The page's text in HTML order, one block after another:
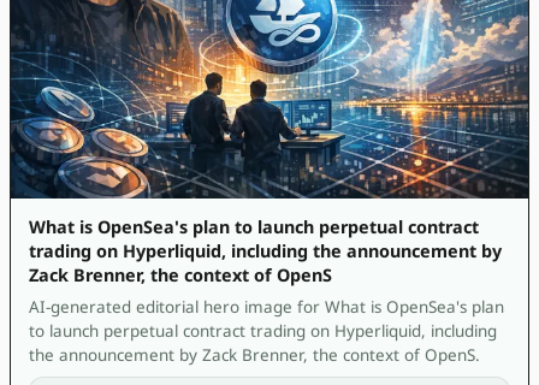
What is OpenSea's plan to launch perpetual contract
trading on Hyperliquid, including the announcement by
Zack Brenner, the context of OpenS
AI-generated editorial hero image for What is OpenSea's plan
to launch perpetual contract trading on Hyperliquid, including
the announcement by Zack Brenner, the context of OpenS.